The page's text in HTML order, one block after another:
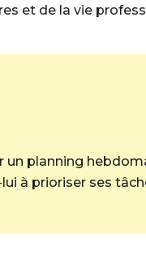
et de la vie
planning
à prioriser ses